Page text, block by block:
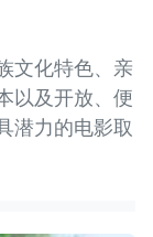
文化特色、亲
以及开放、便
潜力的电影取